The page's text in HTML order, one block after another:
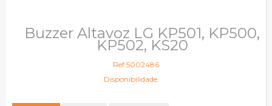
Buzzer Altavoz LG KP501, KP500,
KP502, KS20
Ref:5002486
Disponibilidade: